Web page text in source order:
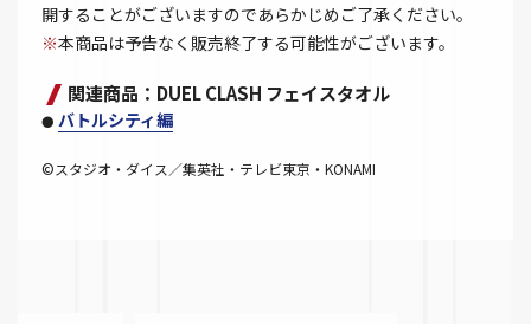
開することがございますのであらかじめご了承ください。
※本商品は予告なく販売終了する可能性がございます。
関連商品：DUEL CLASH フェイスタオル
● バトルシティ編
©スタジオ・ダイス／集英社・テレビ東京・KONAMI